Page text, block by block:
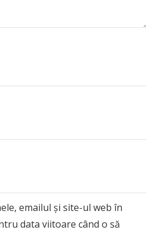
emailul și site-ul web în
data viitoare când o să